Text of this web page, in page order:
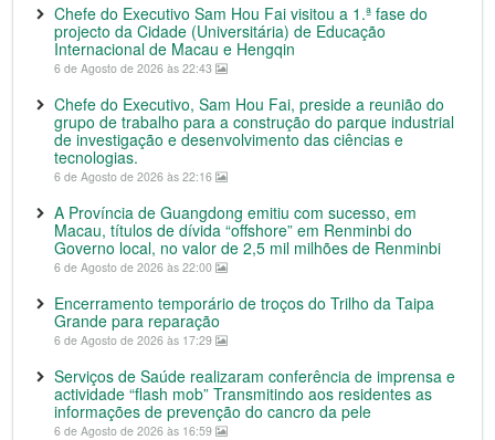
Chefe do Executivo Sam Hou Fai visitou a 1.ª fase do
projecto da Cidade (Universitária) de Educação
Internacional de Macau e Hengqin
6 de Agosto de 2026 às 22:43
Chefe do Executivo, Sam Hou Fai, preside a reunião do
grupo de trabalho para a construção do parque industrial
de investigação e desenvolvimento das ciências e
tecnologias.
6 de Agosto de 2026 às 22:16
A Província de Guangdong emitiu com sucesso, em
Macau, títulos de dívida “offshore” em Renminbi do
Governo local, no valor de 2,5 mil milhões de Renminbi
6 de Agosto de 2026 às 22:00
Encerramento temporário de troços do Trilho da Taipa
Grande para reparação
6 de Agosto de 2026 às 17:29
Serviços de Saúde realizaram conferência de imprensa e
actividade “flash mob” Transmitindo aos residentes as
informações de prevenção do cancro da pele
6 de Agosto de 2026 às 16:59